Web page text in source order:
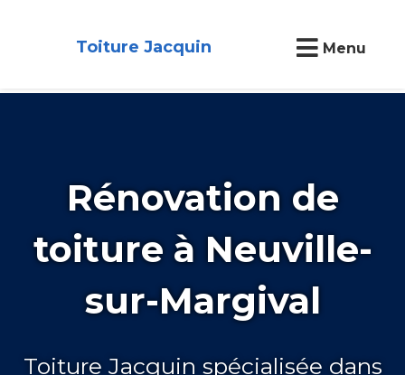
Toiture Jacquin Menu
Rénovation de
toiture à Neuville-
sur-Margival
Toiture Jacquin spécialisée dans